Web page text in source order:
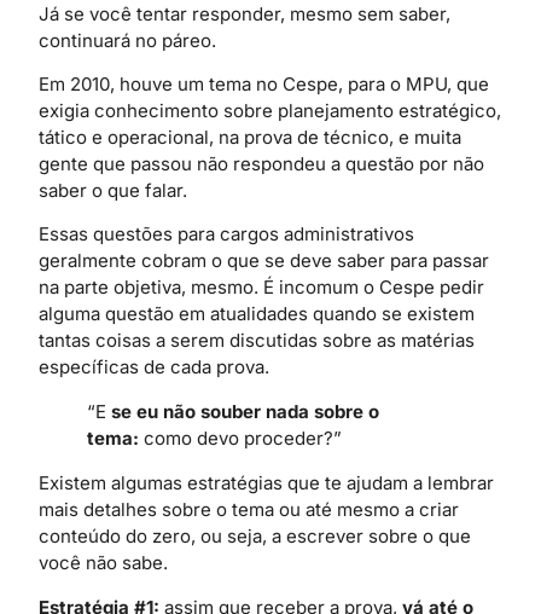
Já se você tentar responder, mesmo sem saber,
continuará no páreo.
Em 2010, houve um tema no Cespe, para o MPU, que
exigia conhecimento sobre planejamento estratégico,
tático e operacional, na prova de técnico, e muita
gente que passou não respondeu a questão por não
saber o que falar.
Essas questões para cargos administrativos
geralmente cobram o que se deve saber para passar
na parte objetiva, mesmo. É incomum o Cespe pedir
alguma questão em atualidades quando se existem
tantas coisas a serem discutidas sobre as matérias
específicas de cada prova.
“Ese eu não souber nada sobre o
tema: como devo proceder?”
Existem algumas estratégias que te ajudam a lembrar
mais detalhes sobre o tema ou até mesmo a criar
conteúdo do zero, ou seja, a escrever sobre o que
você não sabe.
Estratégia #1: assim que receber a prova,vá até o